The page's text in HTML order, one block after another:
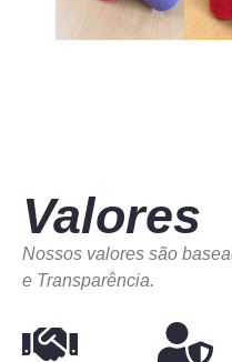
Valores
Nossos valores são
e Transparência.